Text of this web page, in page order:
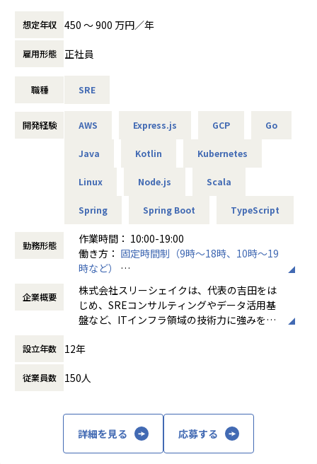
◆SRE技術支援サービス事業
弊社の主力事業であり、SRE(Site Reliability Engineering)
の導入・実践に向けた日本初の伴走型コンサルティングサー
金融、製造、小売、AI、メディアなど、技術力が求められる
ドネイティブな技術導入、開発/運用プロセスの支援をしてい
AWS, Google Cloud, Kubernetes, Observability, DBRE, ML
ラ」を整備し、企業のSRE内製化をゴールとして活動しま
m/」
◆クラウド型データ連携プラットフォーム事業
クラウド型データ加工・連携プラットフォームです。
デジタル化に伴うデータ活用、業務自動化ニーズに向けて、
データ活用/業務最適化の課題を非エンジニアでも使いこなせ
reckoner.io/」
複雑化するサイバー攻撃に対して事業者が抱えるセキュリテ
ィリスクを無くすために、簡単操作で高性能なセキュリティ
チェックが実現できるプラットフォームです。
想定年収 450 〜 900 万円／年
雇用形態 正社員
職種 SRE
開発経験 AWS Express.js GCP Go
Java Kotlin Kubernetes
Linux Node.js Scala
Spring Spring Boot TypeScript
勤務形態
作業時間： 10:00-19:00
働き方： 固定時間制（9時～18時、10時～19
時など）
時間外労働の有無： 有（月平均15時間）
休憩時間： 60分
企業概要
株式会社スリーシェイクは、代表の吉⽥をは
じめ、SREコンサルティングやデータ活⽤基
盤など、ITインフラ領域の技術⼒に強みをも
ニーです。
創立7目の2022年にはシリーズBの資金調達
を上乗せし、自社プロダクトを拡販するフェ
ーズに入っております。
私たちのミッションに共感し、上場を目指し
設立年数 12年
従業員数 150人
詳細を見る 応募する